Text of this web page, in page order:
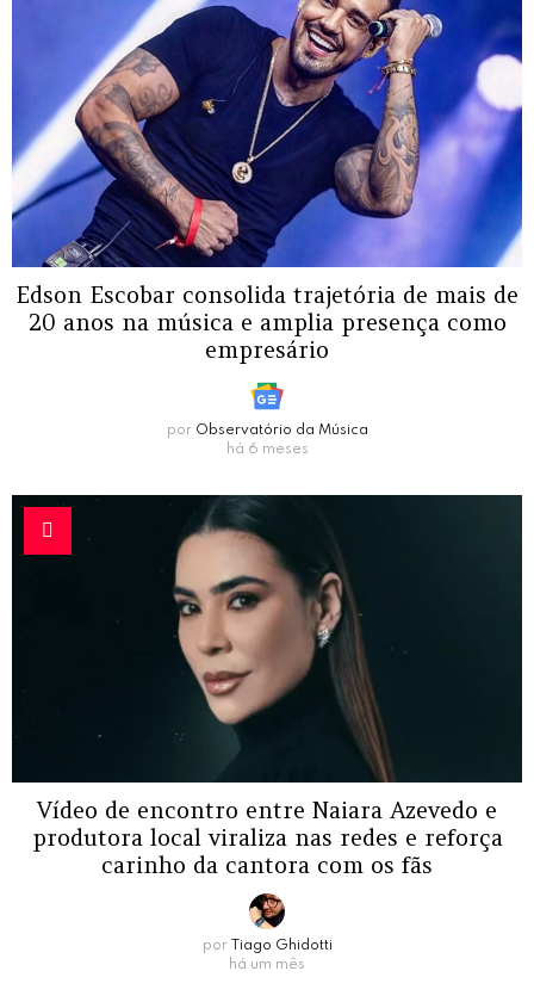
Edson Escobar consolida trajetória de mais de
20 anos na música e amplia presença como
empresário
por Observatório da Música
há 6 meses
Vídeo de encontro entre Naiara Azevedo e
produtora local viraliza nas redes e reforça
carinho da cantora com os fãs
por
Tiago Ghidotti
há um mês